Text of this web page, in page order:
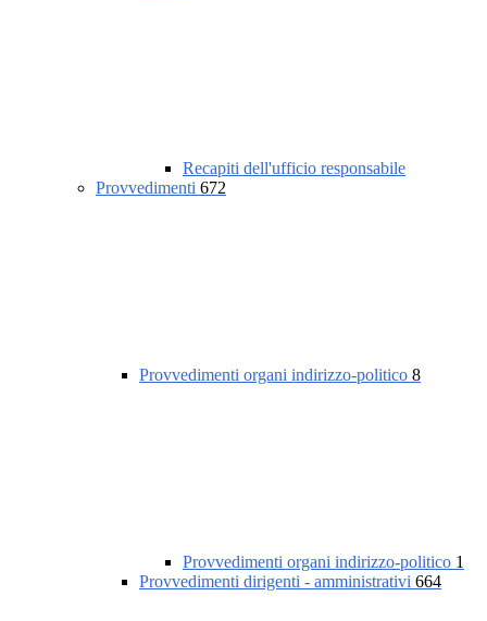
Recapiti dell'ufficio responsabile
Provvedimenti 672
Provvedimenti organi indirizzo-politico 8
Provvedimenti organi indirizzo-politico 1
Provvedimenti dirigenti - amministrativi 664